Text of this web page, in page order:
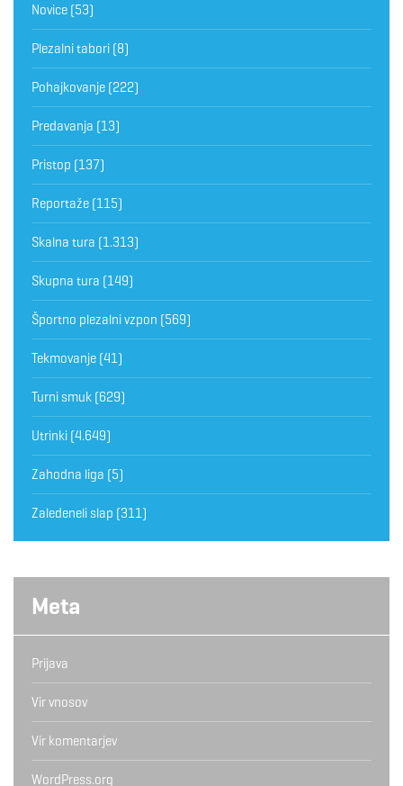
Novice (53)
Plezalni tabori (8)
Pohajkovanje (222)
Predavanja (13)
Pristop (137)
Reportaže (115)
Skalna tura (1.313)
Skupna tura (149)
Športno plezalni vzpon (569)
Tekmovanje (41)
Turni smuk (629)
Utrinki (4.649)
Zahodna liga (5)
Zaledeneli slap (311)
Meta
Prijava
Vir vnosov
Vir komentarjev
WordPress.org